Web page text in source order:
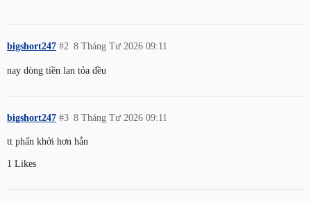
bigshort247 8 Tháng Tư 2026 09:11
#2
nay dòng tiền lan tỏa đều
bigshort247 8 Tháng Tư 2026 09:11
#3
tt phấn khởi hơn hẳn
1 Likes